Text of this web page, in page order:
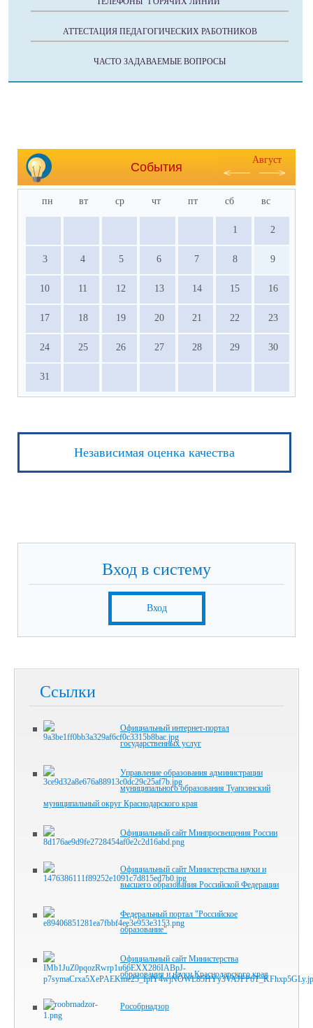
АТТЕСТАЦИЯ ПЕДАГОГИЧЕСКИХ РАБОТНИКОВ
ЧАСТО ЗАДАВАЕМЫЕ ВОПРОСЫ
События
Август
пн вт ср чт пт сб вс
1 2
3 4 5 6 7 8 9
10 11 12 13 14 15 16
17 18 19 20 21 22 23
24 25 26 27 28 29 30
31
Независимая оценка качества
Вход в систему
Вход
Ссылки
Официальный интернет-портал
государственных услуг
Управление образования администрации
муниципального образования Туапсинский
муниципальный округ Краснодарского края
Официальный сайт Минпросвещения России
Официальный сайт Министерства науки и
высшего образования Российской Федерации
Федеральный портал "Российское
образование"
Официальный сайт Министерства
образования и науки Краснодарского края
Рособрнадзор